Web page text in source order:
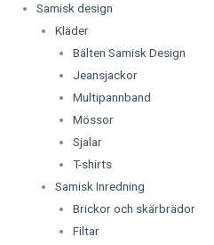
Samisk design
Kläder
Bälten Samisk Design
Jeansjackor
Multipannband
Mössor
Sjalar
T-shirts
Samisk Inredning
Brickor och skärbrädor
Filtar